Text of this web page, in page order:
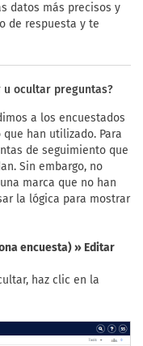
datos más precisos y
de respuesta y te
u ocultar preguntas?
a los encuestados
han utilizado. Para
de seguimiento que
Sin embargo, no
marca que no han
la lógica para mostrar
encuesta) » Editar
haz clic en la